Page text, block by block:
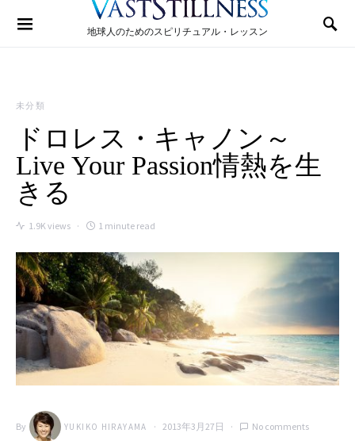
地球人のためのスピリチュアル・レッスン
Search for:
未分類
ドロレス・キャノン～
Live Your Passion情熱を生
きる
1.9K views 1 minute read
By YUKIKO HIRAYAMA 2013年3月27日 No comments